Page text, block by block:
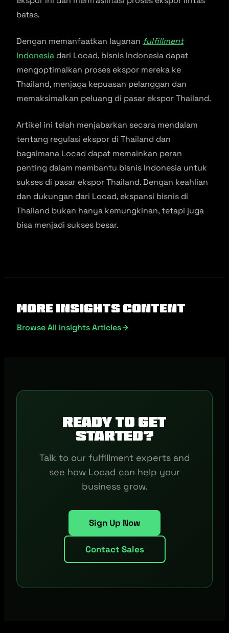
batas.
Dengan memanfaatkan layanan fulfillment
Indonesia dari Locad, bisnis Indonesia dapat
mengoptimalkan proses ekspor mereka ke
Thailand, menjaga kepuasan pelanggan dan
memaksimalkan peluang di pasar ekspor Thailand.
Artikel ini telah menjabarkan secara mendalam
tentang regulasi ekspor di Thailand dan
bagaimana Locad dapat memainkan peran
penting dalam membantu bisnis Indonesia untuk
sukses di pasar ekspor Thailand. Dengan keahlian
dan dukungan dari Locad, ekspansi bisnis di
Thailand bukan hanya kemungkinan, tetapi juga
bisa menjadi sukses besar.
More Insights Content
Browse All Insights Articles
Ready to get
started?
Talk to our fulfillment experts and
see how Locad can help your
business grow.
Sign Up Now
Contact Sales